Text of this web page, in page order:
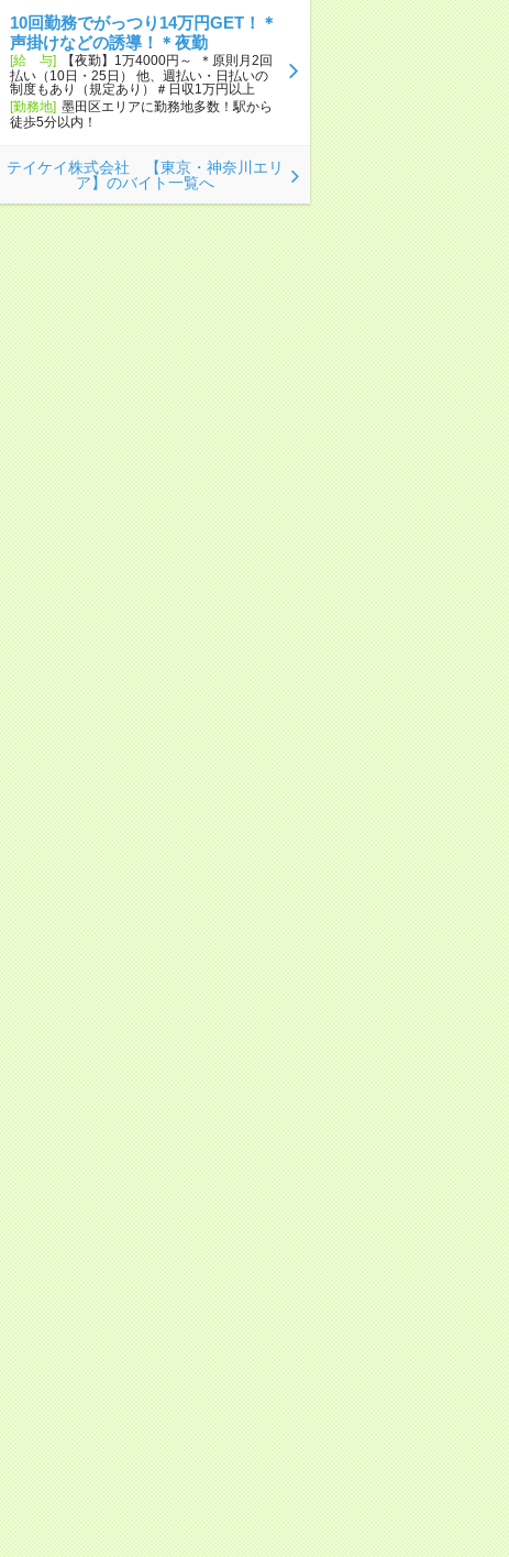
10回勤務でがっつり14万円GET！＊
声掛けなどの誘導！＊夜勤
[給 与]
【夜勤】1万4000円～ ＊原則月2回
払い（10日・25日） 他、週払い・日払いの
制度もあり（規定あり）＃日収1万円以上
[勤務地] 墨田区エリアに勤務地多数！駅から
徒歩5分以内！
テイケイ株式会社 【東京・神奈川エリ
ア】のバイト一覧へ